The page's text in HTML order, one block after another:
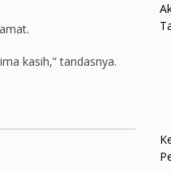
kasih,” tandasnya.